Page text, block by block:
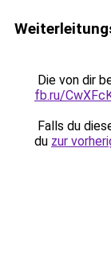
Die von dir
fb.ru/
Falls du
du zur